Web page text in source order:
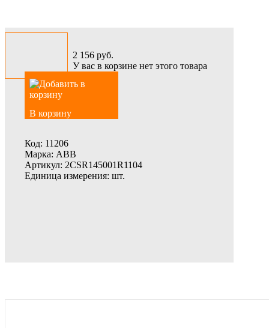
2 156 руб.
У вас в корзине нет этого товара
В корзину
Код: 11206
Марка: ABB
Артикул: 2CSR145001R1104
Единица измерения: шт.